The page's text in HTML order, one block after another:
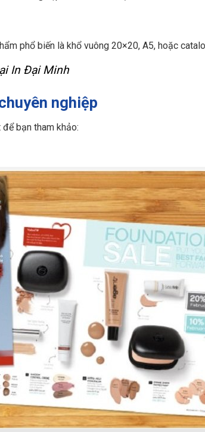
phổ biến là khổ vuông 20×20, A5, hoặc
In Đại Minh
nghiệp
bạn tham khảo: